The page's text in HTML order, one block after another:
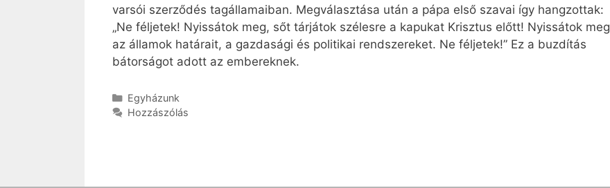
varsói szerződés tagállamaiban. Megválasztása után a pápa első szavai így hangzottak:
„Ne féljetek! Nyissátok meg, sőt tárjátok szélesre a kapukat Krisztus előtt! Nyissátok meg
az államok határait, a gazdasági és politikai rendszereket. Ne féljetek!” Ez a buzdítás
bátorságot adott az embereknek.
Kategória
Egyházunk
Hozzászólás